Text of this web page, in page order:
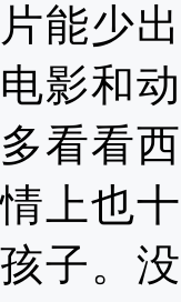
片能少
电影和
多看看
情上也
孩子。